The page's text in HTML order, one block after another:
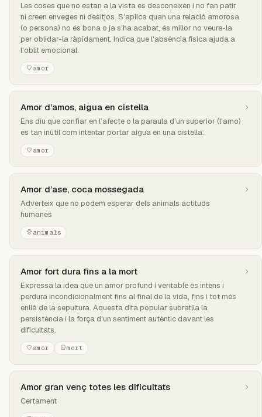
Les coses que no estan a la vista es desconeixen i no fan patir
ni creen enveges ni desitjos. S'aplica quan una relació amorosa
(o persona) no és bona o ja s'ha acabat, és millor no veure-la
per oblidar-la ràpidament. Indica que l'absència física ajuda a
l'oblit emocional
amor
Amor d’amos, aigua en cistella
Ens diu que confiar en l’afecte o la paraula d’un superior (l'amo)
és tan inútil com intentar portar aigua en una cistella:
amor
Amor d’ase, coca mossegada
Adverteix que no podem esperar dels animals actituds
humanes
animals
Amor fort dura fins a la mort
Expressa la idea que un amor profund i veritable és intens i
perdura incondicionalment fins al final de la vida, fins i tot més
enllà de la sepultura. Aquesta dita popular subratlla la
persistència i la força d'un sentiment autèntic davant les
dificultats.
amor mort
Amor gran venç totes les dificultats
Certament